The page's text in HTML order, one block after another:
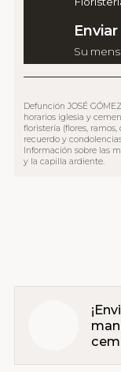
Su
Defunción JOSÉ
horarios iglesia y
floristería (flores,
recuerdo y
Información sobre las
y la capilla ardiente.